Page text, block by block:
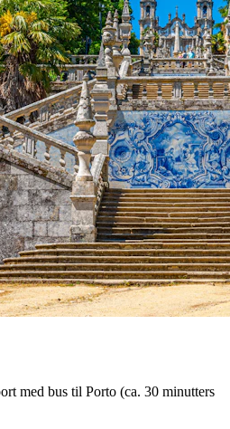
med bus til Porto (ca. 30 minutters